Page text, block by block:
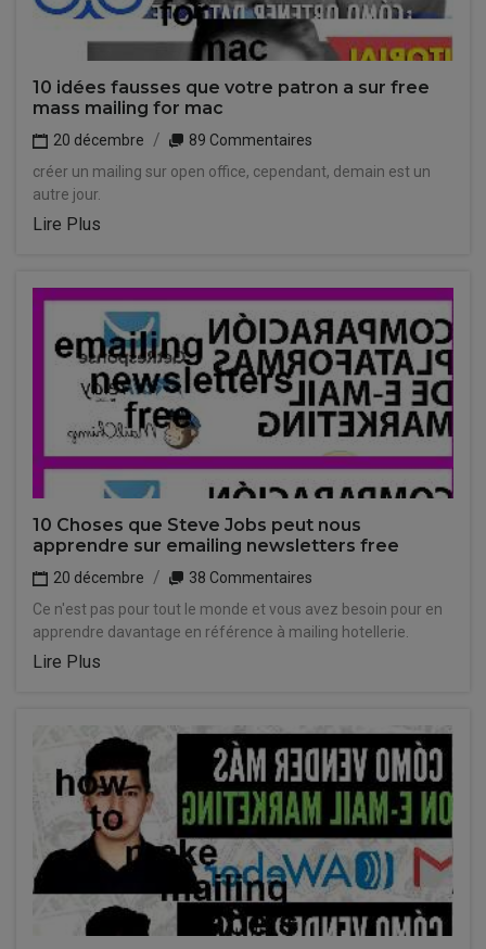
10 idées fausses que votre patron a sur free
mass mailing for mac
20 décembre
89 Commentaires
créer un mailing sur open office, cependant, demain est un
autre jour.
Lire Plus
10 Choses que Steve Jobs peut nous
apprendre sur emailing newsletters free
20 décembre
38 Commentaires
Ce n'est pas pour tout le monde et vous avez besoin pour en
apprendre davantage en référence à mailing hotellerie.
Lire Plus